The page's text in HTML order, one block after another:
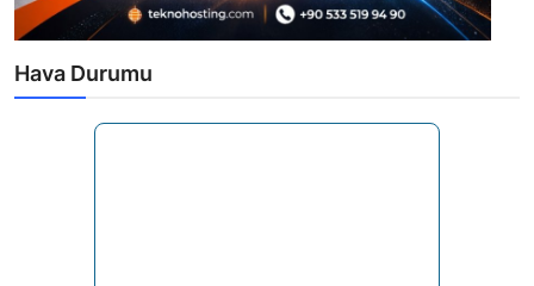
Hava Durumu